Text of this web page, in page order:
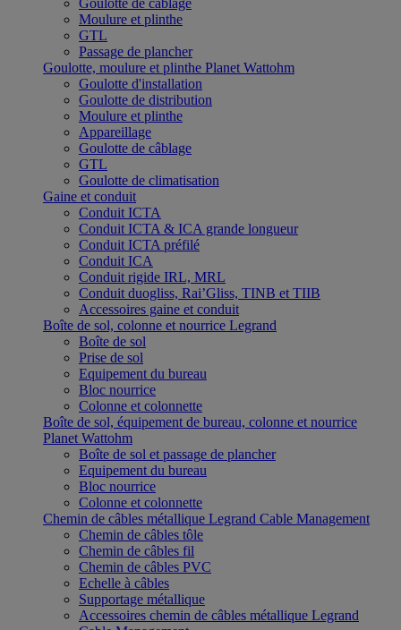
Goulotte de câblage
Moulure et plinthe
GTL
Passage de plancher
Goulotte, moulure et plinthe Planet Wattohm
Goulotte d'installation
Goulotte de distribution
Moulure et plinthe
Appareillage
Goulotte de câblage
GTL
Goulotte de climatisation
Gaine et conduit
Conduit ICTA
Conduit ICTA & ICA grande longueur
Conduit ICTA préfilé
Conduit ICA
Conduit rigide IRL, MRL
Conduit duogliss, Rai’Gliss, TINB et TIIB
Accessoires gaine et conduit
Boîte de sol, colonne et nourrice Legrand
Boîte de sol
Prise de sol
Equipement du bureau
Bloc nourrice
Colonne et colonnette
Boîte de sol, équipement de bureau, colonne et nourrice
Planet Wattohm
Boîte de sol et passage de plancher
Equipement du bureau
Bloc nourrice
Colonne et colonnette
Chemin de câbles métallique Legrand Cable Management
Chemin de câbles tôle
Chemin de câbles fil
Chemin de câbles PVC
Echelle à câbles
Supportage métallique
Accessoires chemin de câbles métallique Legrand